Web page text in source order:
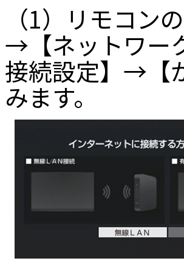
（1）リモコン
→【ネットワー
接続設定】→【
みます。